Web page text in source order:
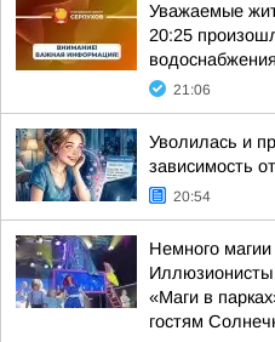
Уважаемые
20:25
водоснабжения
21:06
Уволилась и
зависимость
20:54
Немного
«Маги в
гостям